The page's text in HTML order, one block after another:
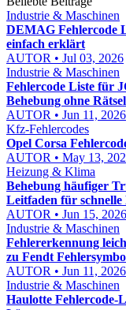
Industrie & Maschinen
DEMAG Fehlercode
einfach erklärt
AUTOR • Jul 03, 2026
Industrie & Maschinen
Fehlercode Liste für
Behebung ohne
AUTOR • Jun 11, 2026
Kfz-Fehlercodes
Opel Corsa
AUTOR • May 13,
Heizung & Klima
Behebung häufiger
Leitfaden für schnelle
AUTOR • Jun 15, 2026
Industrie & Maschinen
Fehlererkennung
zu Fendt
AUTOR • Jun 11, 2026
Industrie & Maschinen
Haulotte Fehlercode-